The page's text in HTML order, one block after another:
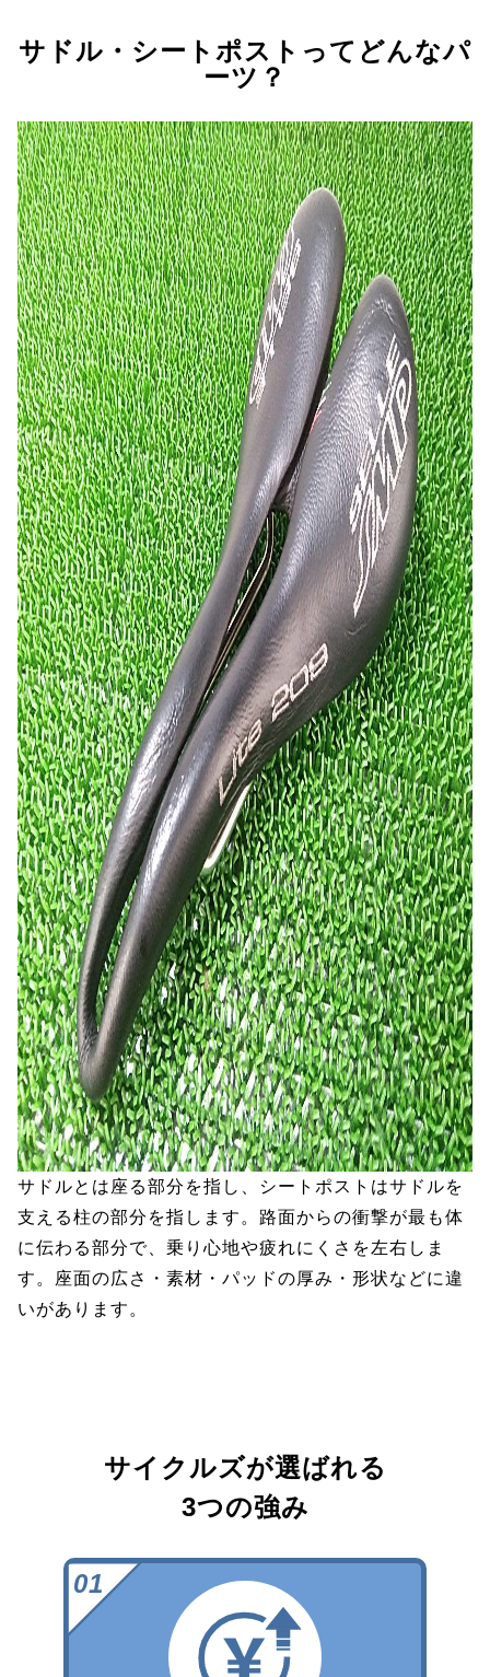
サドル・シートポストってどんなパ
ーツ？
サドルとは座る部分を指し、シートポストはサドルを
支える柱の部分を指します。路面からの衝撃が最も体
に伝わる部分で、乗り心地や疲れにくさを左右しま
す。座面の広さ・素材・パッドの厚み・形状などに違
いがあります。
サイクルズが選ばれる
3つの強み